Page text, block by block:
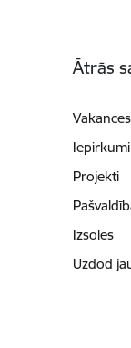
Ātrās
Vakances
Iepirkumi
Projekti
Izsoles
Uzdod